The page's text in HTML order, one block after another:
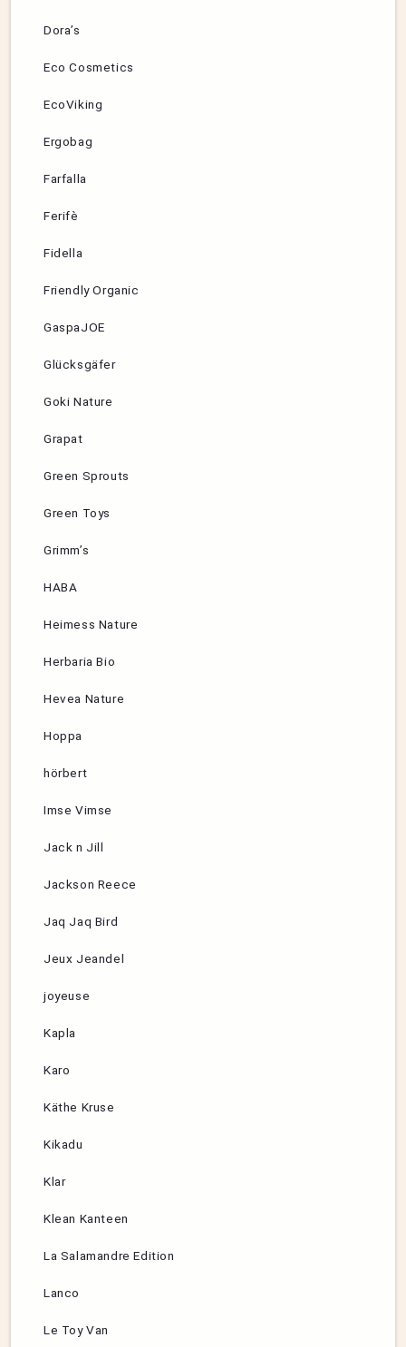
Dora’s
Eco Cosmetics
EcoViking
Ergobag
Farfalla
Ferifè
Fidella
Friendly Organic
GaspaJOE
Glücksgäfer
Goki Nature
Grapat
Green Sprouts
Green Toys
Grimm’s
HABA
Heimess Nature
Herbaria Bio
Hevea Nature
Hoppa
hörbert
Imse Vimse
Jack n Jill
Jackson Reece
Jaq Jaq Bird
Jeux Jeandel
joyeuse
Kapla
Karo
Käthe Kruse
Kikadu
Klar
Klean Kanteen
La Salamandre Edition
Lanco
Le Toy Van